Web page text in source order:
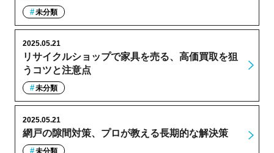
未分類
リサイクルショップで家具を売る、高価買取を狙
うコツと注意点
2025.05.21
未分類
網戸の隙間対策、プロが教える長期的な解決策
2025.05.21
未分類